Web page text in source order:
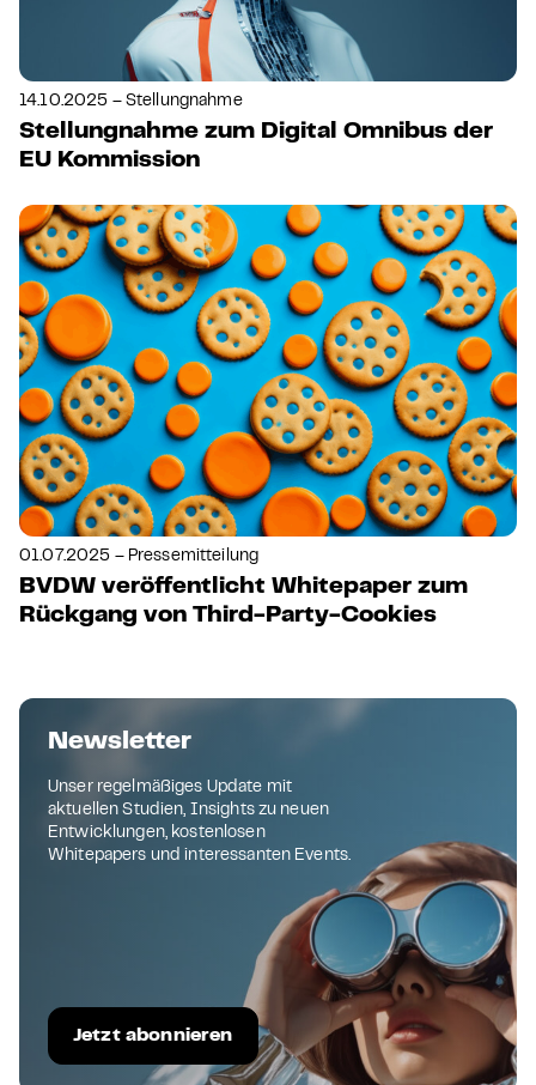
14.10.2025 – Stellungnahme
Stellungnahme zum Digital Omnibus der
EU Kommission
01.07.2025 – Pressemitteilung
BVDW veröffentlicht Whitepaper zum
Rückgang von Third-Party-Cookies
Newsletter
Unser regelmäßiges Update mit
aktuellen Studien, Insights zu neuen
Entwicklungen, kostenlosen
Whitepapers und interessanten Events.
Jetzt abonnieren